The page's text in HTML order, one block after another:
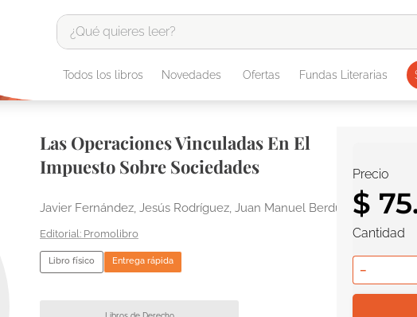
¿Qué quieres leer?
Todos los libros Novedades Ofertas Fundas Literarias
Las Operaciones Vinculadas En El
Impuesto Sobre Sociedades
Javier Fernández, Jesús Rodríguez, Juan Manuel Berdud
Promolibro
Libro físico Entrega rápida
Precio
$ 75
Cantidad
－
TÉRMINOS MÁS BUSCADOS
3.
harry potter
4.
iliada
5.
edición especial
6.
tarot
divina comedia